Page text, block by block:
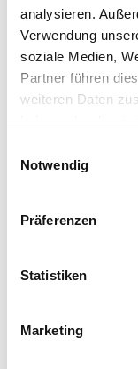
analysieren.
Verwendung
soziale Medien,
Partner führen
weiteren Daten
haben oder die
Notwendig
Präferenzen
Statistiken
Marketing
Verfügbar ab
Ausstattung
Exterieur
Dachreling